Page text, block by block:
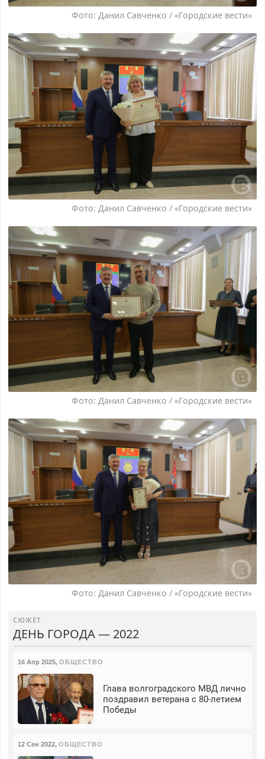
Фото: Данил Савченко / «Городские вести»
Фото: Данил Савченко / «Городские вести»
Фото: Данил Савченко / «Городские вести»
Фото: Данил Савченко / «Городские вести»
СЮЖЕТ
ДЕНЬ ГОРОДА — 2022
16 Апр 2025, ОБЩЕСТВО
Глава волгоградского МВД лично
поздравил ветерана с 80-летием
Победы
12 Сен 2022, ОБЩЕСТВО